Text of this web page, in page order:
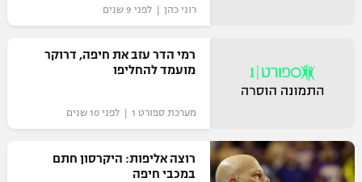
רוני כהן | לפני 9 שנים
רמי הדר עזב את חיפה, דרוקר
מועמד להחליפו
מערכת ספורט 1 | לפני 10 שנים
רוצה אליפות: היקרסון חתם
במכבי חיפה